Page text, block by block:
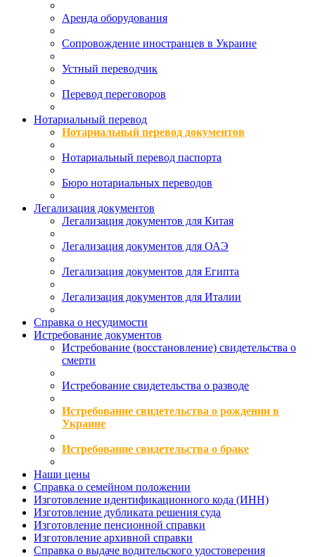
Аренда оборудования
Сопровождение иностранцев в Украине
Устный переводчик
Перевод переговоров
Нотариальный перевод
Нотариальный перевод документов
Нотариальный перевод паспорта
Бюро нотариальных переводов
Легализация документов
Легализация документов для Китая
Легализация документов для ОАЭ
Легализация документов для Египта
Легализация документов для Италии
Справка о несудимости
Истребование документов
Истребование (восстановление) свидетельства о
смерти
Истребование свидетельства о разводе
Истребование свидетельства о рождении в
Украине
Истребование свидетельства о браке
Наши цены
Справка о семейном положении
Изготовление идентификационного кода (ИНН)
Изготовление дубликата решения суда
Изготовление пенсионной справки
Изготовление архивной справки
Справка о выдаче водительского удостоверения